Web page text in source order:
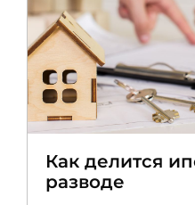
Как делится
разводе